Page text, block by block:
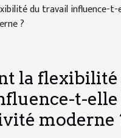
du travail influence-t-
?
la flexibilité
t-elle
moderne